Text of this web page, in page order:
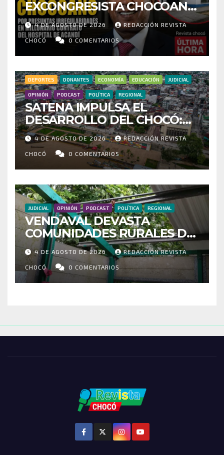
EXCONGRESISTA CHOCOANO
POR PRESUNTAS
IRREGULARIDADES EN
MILLONARIO CONTRATO DEL
HOSPITAL DE ACANDÍ
4 DE AGOSTO DE 2026 REDACCIÓN REVISTA
CHOCÓ 0 COMENTARIOS
DEPORTES DONANTES ECONOMÍA EDUCACIÓN JUDICIAL
OPINIÓN PODCAST POLÍTICA REGIONAL
SATENA IMPULSA EL
DESARROLLO DEL CHOCÓ:
MÁS DE 35 MIL PASAJEROS
MOVILIZADOS Y NUEVAS
RUTAS FORTALECEN LA
CONECTIVIDAD
4 DE AGOSTO DE 2026 REDACCIÓN REVISTA
CHOCÓ 0 COMENTARIOS
JUDICIAL OPINIÓN PODCAST POLÍTICA REGIONAL
VENDAVAL DEVASTA
COMUNIDADES RURALES DE
RIOSUCIO: ESCUELAS,
VIVIENDAS Y CEMENTERIO
ENTRE LOS AFECTADOS
4 DE AGOSTO DE 2026 REDACCIÓN REVISTA
CHOCÓ 0 COMENTARIOS